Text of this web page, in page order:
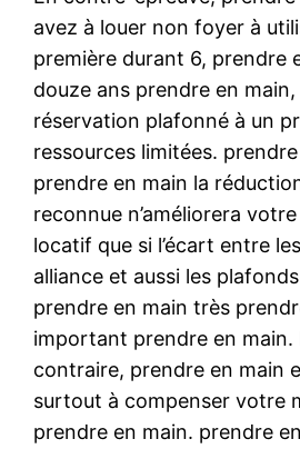
avez à louer non foyer à
première durant 6, prendre
douze ans prendre en
réservation plafonné à un
ressources limitées.
prendre en main la
reconnue n’améliorera
locatif que si l’écart entre
alliance et aussi les
prendre en main très
important prendre en main.
contraire, prendre en main
surtout à compenser votre
prendre en main. prendre